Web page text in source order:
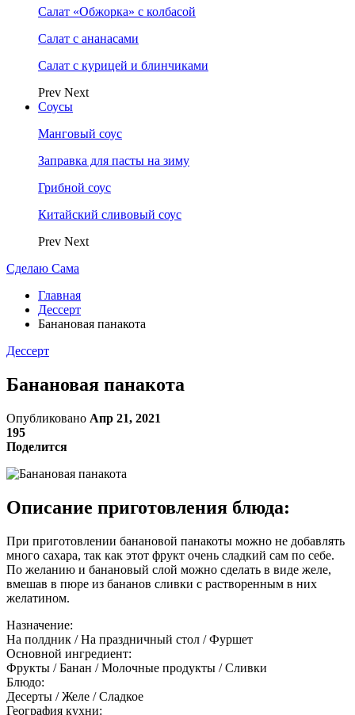
Салат «Обжорка» с колбасой
Салат с ананасами
Салат с курицей и блинчиками
Prev Next
Соусы
Манговый соус
Заправка для пасты на зиму
Грибной соус
Китайский сливовый соус
Prev Next
Сделаю Сама
Главная
Дессерт
Банановая панакота
Дессерт
Банановая панакота
Опубликовано Апр 21, 2021
195
Поделится
Описание приготовления блюда:
При приготовлении банановой панакоты можно не добавлять
много сахара, так как этот фрукт очень сладкий сам по себе.
По желанию и банановый слой можно сделать в виде желе,
вмешав в пюре из бананов сливки с растворенным в них
желатином.
Назначение:
На полдник / На праздничный стол / Фуршет
Основной ингредиент:
Фрукты / Банан / Молочные продукты / Сливки
Блюдо:
Десерты / Желе / Сладкое
География кухни: